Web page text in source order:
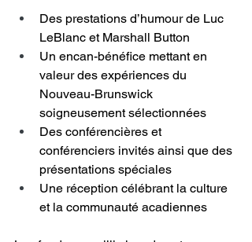
Des prestations d’humour de Luc
LeBlanc et Marshall Button
Un encan-bénéfice mettant en
valeur des expériences du
Nouveau-Brunswick
soigneusement sélectionnées
Des conférencières et
conférenciers invités ainsi que des
présentations spéciales
Une réception célébrant la culture
et la communauté acadiennes